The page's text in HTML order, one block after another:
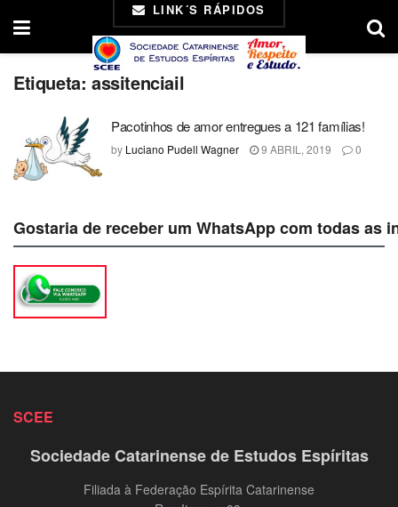
LINK´S RÁPIDOS
Etiqueta: assitenciail
Pacotinhos de amor entregues a 121 famílias!
by Luciano Pudell Wagner 9 ABRIL, 2019 0
Gostaria de receber um WhatsApp com todas
SCEE
Sociedade Catarinense de Estudos Espíritas
Filiada à Federação Espírita Catarinense